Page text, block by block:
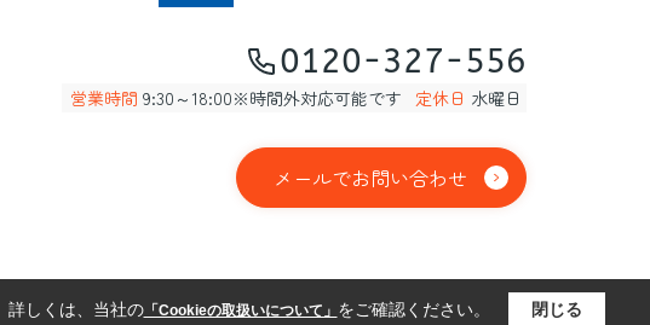
0120-327-556
営業時間 9:30～18:00※時間外対応可能です 定休日 水曜日
メールでお問い合わせ
詳しくは、当社の「Cookieの取扱いについて」 をご確認ください。 閉じる